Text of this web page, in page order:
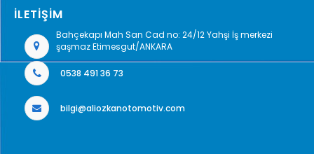
İLETİŞİM
Bahçekapı Mah San Cad no: 24/12 Yahşi İş merkezi
şaşmaz Etimesgut/ANKARA
0538 491 36 73
bilgi@aliozkanotomotiv.com